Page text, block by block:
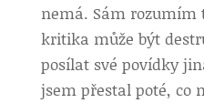
nemá. Sám
kritika může být
posílat své povídky
jsem přestal poté, co